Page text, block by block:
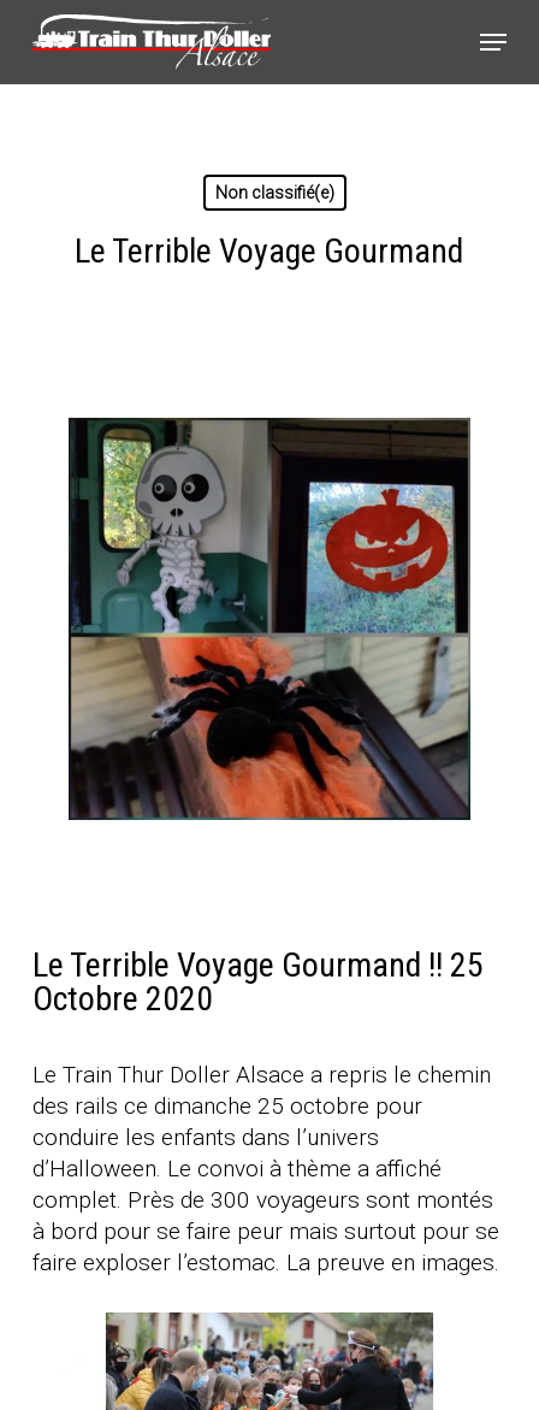
Menu
Non classifié(e)
Le Terrible Voyage Gourmand
Le Terrible Voyage Gourmand !! 25
Octobre 2020
Le Train Thur Doller Alsace a repris le chemin
des rails ce dimanche 25 octobre pour
conduire les enfants dans l’univers
d’Halloween. Le convoi à thème a affiché
complet. Près de 300 voyageurs sont montés
à bord pour se faire peur mais surtout pour se
faire exploser l’estomac. La preuve en images.
Panneau de gestion des cookies